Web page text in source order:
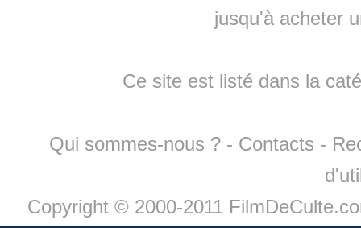
jusqu'à acheter
Ce site est listé dans la
Qui sommes-nous ? - Contacts -
Copyright © 2000-2011